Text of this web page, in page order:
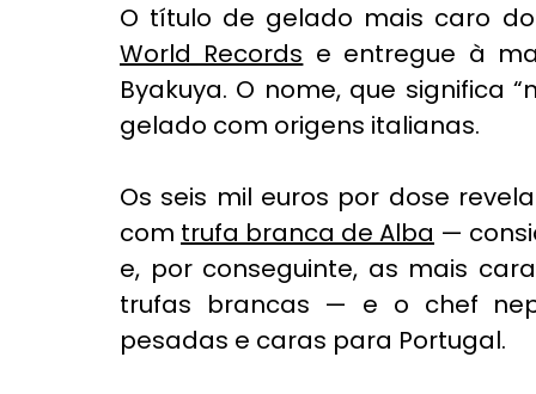
O título de gelado mais caro
World Records e entregue à
Byakuya. O nome, que significa
gelado com origens italianas.
Os seis mil euros por dose
com trufa branca de Alba —
e, por conseguinte, as mais
trufas brancas — e o chef
pesadas e caras para Portugal.